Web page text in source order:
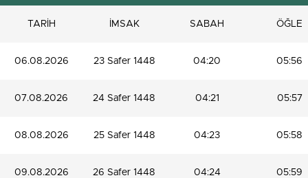
TARİH İMSAK SABAH ÖĞLE
06.08.2026 23 Safer 1448 04:20 05:56
07.08.2026 24 Safer 1448 04:21 05:57
08.08.2026 25 Safer 1448 04:23 05:58
09.08.2026 26 Safer 1448 04:24 05:59